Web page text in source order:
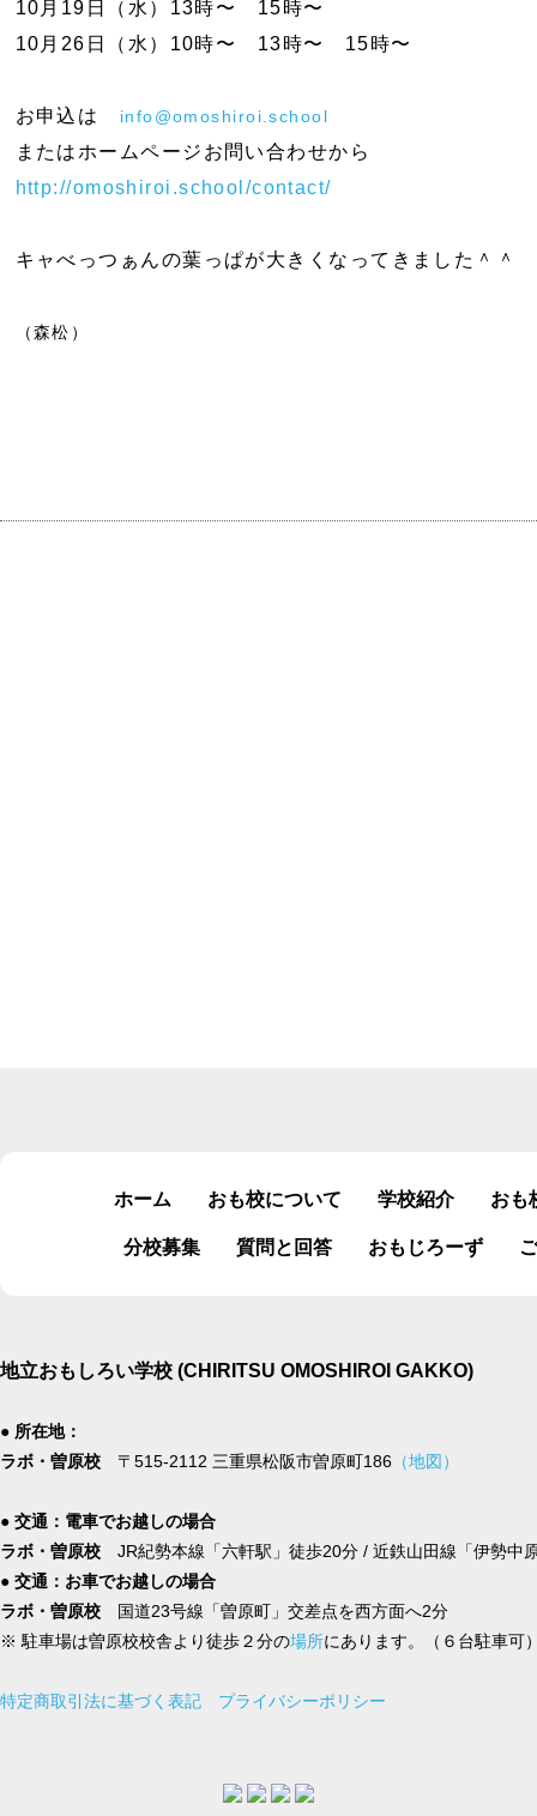
10月19日（水）13時〜 15時〜
10月26日（水）10時〜 13時〜 15時〜
お申込は info@omoshiroi.school
またはホームページお問い合わせから
http://omoshiroi.school/contact/
キャべっつぁんの葉っぱが大きくなってきました＾＾
（森松）
ホーム おも校について 学校紹介 おも
分校募集 質問と回答 おもじろーず
地立おもしろい学校 (CHIRITSU OMOSHIROI GAKKO)
● 所在地：
ラボ・曽原校 〒515-2112 三重県松阪市曽原町186 （地図）
● 交通：電車でお越しの場合
ラボ・曽原校 JR紀勢本線「六軒駅」徒歩20分 / 近鉄山田線「伊勢中
● 交通：お車でお越しの場合
ラボ・曽原校 国道23号線「曽原町」交差点を西方面へ2分
※ 駐車場は曽原校校舎より徒歩２分の場所にあります。（６台駐車可
特定商取引法に基づく表記 プライバシーポリシー